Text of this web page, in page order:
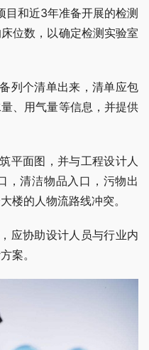
和近3年准备开展的检测
位数，以确定检测实验室
个清单出来，清单应包
、用气量等信息，并提供
面图，并与工程设计人
，清洁物品入口，污物出
楼的人物流路线冲突。
协助设计人员与行业内
案。